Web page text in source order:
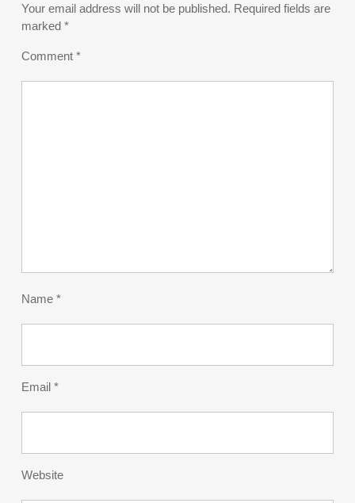
Your email address will not be published. Required fields are
marked *
Comment *
Name *
Email *
Website